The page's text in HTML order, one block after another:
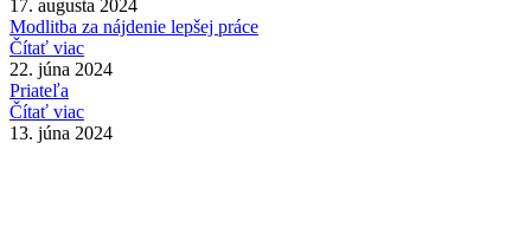
17. augusta 2024
Modlitba za nájdenie lepšej práce
Čítať viac
22. júna 2024
Priateľa
Čítať viac
13. júna 2024